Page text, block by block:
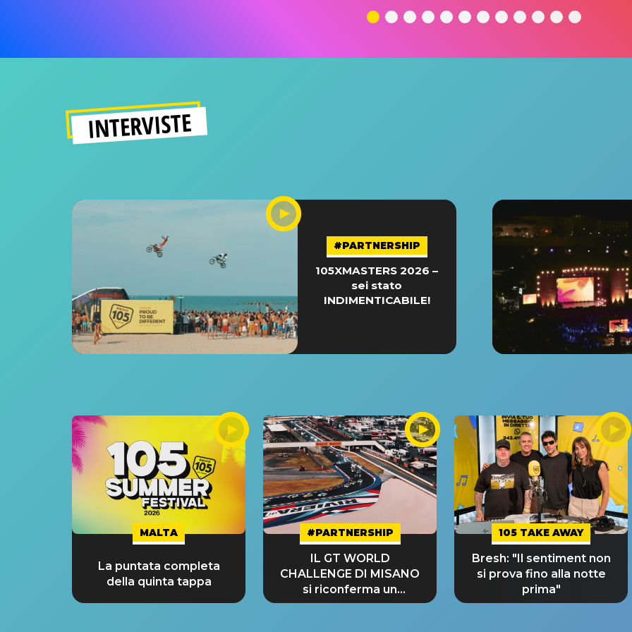
INTERVISTE
#PARTNERSHIP
105XMASTERS 2026 –
sei stato
INDIMENTICABILE!
MALTA
La puntata completa
della quinta tappa
#PARTNERSHIP
IL GT WORLD
CHALLENGE DI MISANO
si riconferma un
GRANDE SUCCESSO!
105 TAKE AWAY
Bresh: "Il sentiment non
si prova fino alla notte
prima"